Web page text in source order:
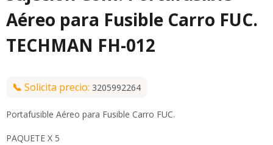
Aéreo para Fusible Carro FUC.
TECHMAN FH-012
📞 Solicita precio: 3205992264
Portafusible Aéreo para Fusible Carro FUC.
PAQUETE X 5